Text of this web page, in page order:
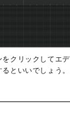
クリックしてエ
といいでしょう